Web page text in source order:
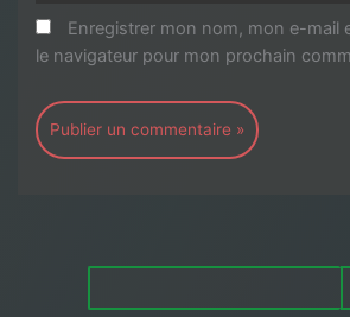
Enregistrer mon nom, mon e-mail
le navigateur pour mon prochain